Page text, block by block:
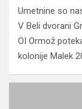
Umetnine so
V Beli dvorani
OI Ormož
kolonije Malek